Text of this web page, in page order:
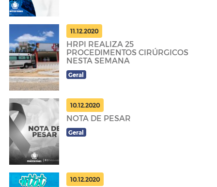
11.12.2020
HRPI REALIZA 25
PROCEDIMENTOS CIRÚRGICOS
NESTA SEMANA
Geral
10.12.2020
NOTA DE PESAR
Geral
10.12.2020